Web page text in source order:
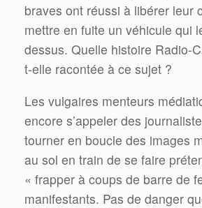
braves ont réussi à libérer leur
mettre en fuite un véhicule qui
dessus. Quelle histoire Radio-
t-elle racontée à ce sujet ?
Les vulgaires menteurs
encore s’appeler des
tourner en boucle des images
au sol en train de se faire
« frapper à coups de barre de
manifestants. Pas de danger